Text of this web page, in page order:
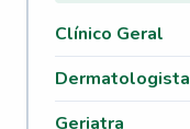
Clínico Geral
Dermatologista
Geriatra